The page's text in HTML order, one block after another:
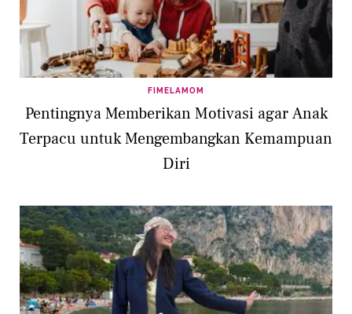
FIMELAMOM
Pentingnya Memberikan Motivasi agar Anak
Terpacu untuk Mengembangkan Kemampuan
Diri